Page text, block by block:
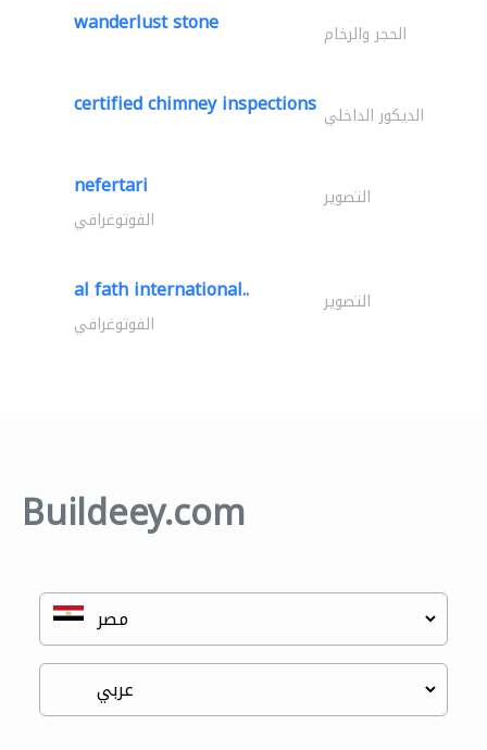
wanderlust stone الحجر والرخام
certified chimney inspections الديكور الداخلي
nefertari التصوير
الفوتوغرافي
al fath international.. التصوير
الفوتوغرافي
Buildeey.com